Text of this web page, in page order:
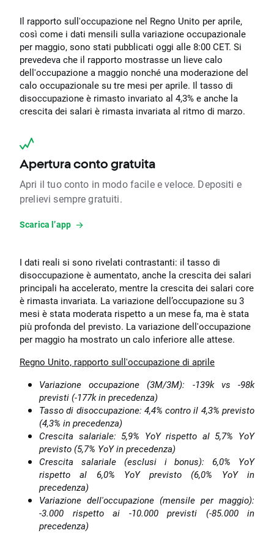
Il rapporto sull'occupazione nel Regno Unito per aprile,
così come i dati mensili sulla variazione occupazionale
per maggio, sono stati pubblicati oggi alle 8:00 CET. Si
prevedeva che il rapporto mostrasse un lieve calo
dell'occupazione a maggio nonché una moderazione del
calo occupazionale su tre mesi per aprile. Il tasso di
disoccupazione è rimasto invariato al 4,3% e anche la
crescita dei salari è rimasta invariata al ritmo di marzo.
Apertura conto gratuita
Apri il tuo conto in modo facile e veloce. Depositi e
prelievi sempre gratuiti.
Scarica l’app
I dati reali si sono rivelati contrastanti: il tasso di
disoccupazione è aumentato, anche la crescita dei salari
principali ha accelerato, mentre la crescita dei salari core
è rimasta invariata. La variazione dell’occupazione su 3
mesi è stata moderata rispetto a un mese fa, ma è stata
più profonda del previsto. La variazione dell'occupazione
per maggio ha mostrato un calo inferiore alle attese.
Regno Unito, rapporto sull'occupazione di aprile
Variazione occupazione (3M/3M): -139k vs -98k
previsti (-177k in precedenza)
Tasso di disoccupazione: 4,4% contro il 4,3% previsto
(4,3% in precedenza)
Crescita salariale: 5,9% YoY rispetto al 5,7% YoY
previsto (5,7% YoY in precedenza)
Crescita salariale (esclusi i bonus): 6,0% YoY
rispetto al 6,0% YoY previsto (6,0% YoY in
precedenza)
Variazione dell'occupazione (mensile per maggio):
-3.000 rispetto ai -10.000 previsti (-85.000 in
precedenza)